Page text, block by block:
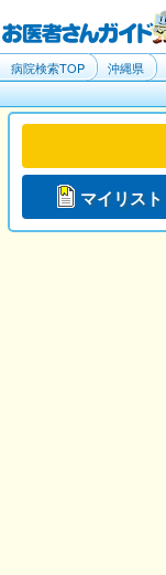
病院検索TOP 沖縄県
マイリスト